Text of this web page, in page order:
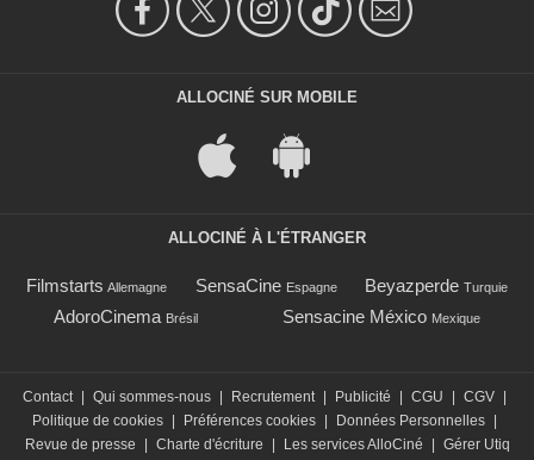
ALLOCINÉ SUR MOBILE
ALLOCINÉ À L'ÉTRANGER
Filmstarts Allemagne SensaCine Espagne Beyazperde Turquie
AdoroCinema Brésil Sensacine México Mexique
Contact | Qui sommes-nous | Recrutement | Publicité | CGU | CGV |
Politique de cookies | Préférences cookies | Données Personnelles |
Revue de presse
| Charte d'écriture | Les services AlloCiné | Gérer Utiq